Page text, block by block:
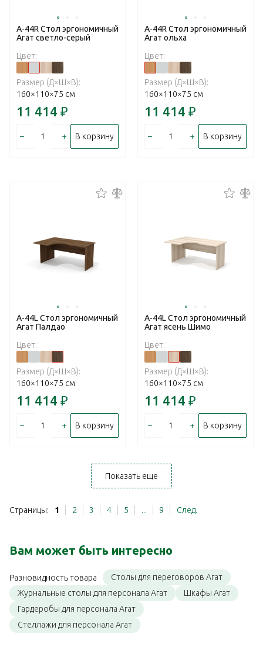
А-44R Стол эргономичный
Агат светло-серый
Цвет:
Размер (Д×Ш×В):
160×110×75 см
11 414 ₽
– + В корзину
А-44R Стол эргономичный
Агат ольха
Цвет:
Размер (Д×Ш×В):
160×110×75 см
11 414 ₽
– + В корзину
А-44L Стол эргономичный
Агат Палдао
Цвет:
Размер (Д×Ш×В):
160×110×75 см
11 414 ₽
– + В корзину
А-44L Стол эргономичный
Агат ясень Шимо
Цвет:
Размер (Д×Ш×В):
160×110×75 см
11 414 ₽
– + В корзину
Показать еще
Страницы: 1 2 3 4 5 ... 9 След.
Вам может быть интересно
Разновидность товара
Столы для переговоров Агат
Журнальные столы для персонала Агат
Шкафы Агат
Гардеробы для персонала Агат
Стеллажи для персонала Агат